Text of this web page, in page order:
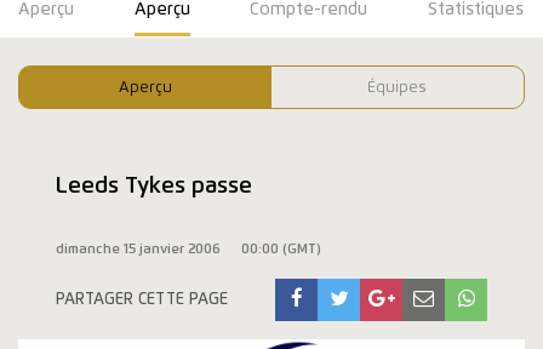
Aperçu Aperçu Compte-rendu Statistiques
Aperçu Équipes
Leeds Tykes passe
dimanche 15 janvier 2006 00:00 (GMT)
PARTAGER CETTE PAGE